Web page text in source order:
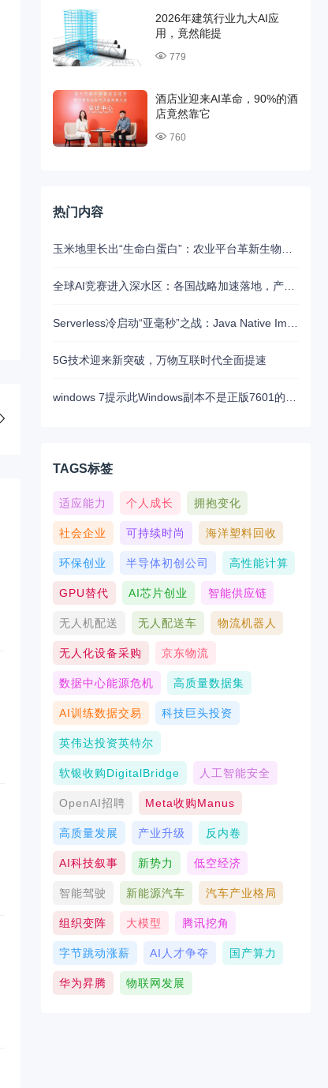
2026年建筑行业九大AI应
用，竟然能提
779
酒店业迎来AI革命，90%的酒
店竟然靠它
760
热门内容
全球AI竞赛进入深水区：各国战略加速落地，产业融合与算力争夺白热化
5G技术迎来新突破，万物互联时代全面提速
TAGS标签
适应能力 个人成长 拥抱变化
社会企业 可持续时尚 海洋塑料回收
环保创业 半导体初创公司 高性能计算
GPU替代 AI芯片创业 智能供应链
无人机配送 无人配送车 物流机器人
无人化设备采购 京东物流
数据中心能源危机 高质量数据集
AI训练数据交易 科技巨头投资
英伟达投资英特尔
软银收购DigitalBridge 人工智能安全
OpenAI招聘 Meta收购Manus
高质量发展 产业升级 反内卷
AI科技叙事 新势力 低空经济
智能驾驶 新能源汽车 汽车产业格局
组织变阵 大模型 腾讯挖角
字节跳动涨薪 AI人才争夺 国产算力
华为昇腾 物联网发展